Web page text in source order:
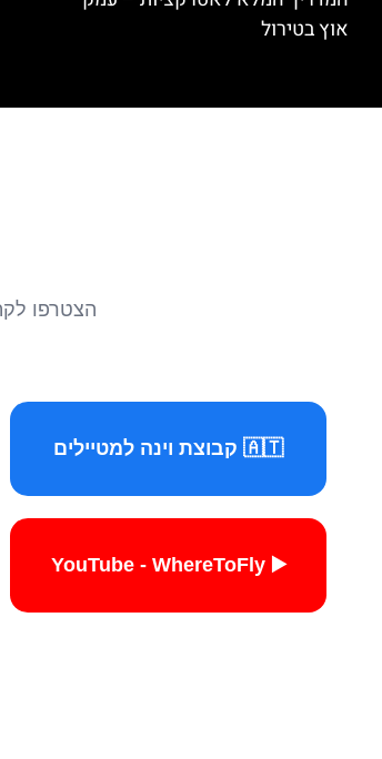
אוץ בטירול
הצטרפו
🇦🇹 קבוצת וינה למטיילים
▶️ YouTube - WhereToFly